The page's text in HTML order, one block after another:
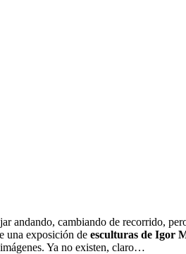
andando, cambiando de recorrido,
una exposición de esculturas de Igor
Ya no existen, claro…